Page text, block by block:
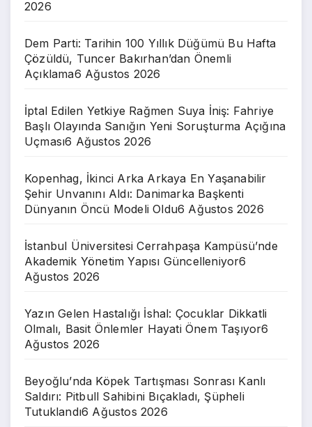
2026
Dem Parti: Tarihin 100 Yıllık Düğümü Bu Hafta
Çözüldü, Tuncer Bakırhan’dan Önemli
Açıklama6 Ağustos 2026
İptal Edilen Yetkiye Rağmen Suya İniş: Fahriye
Başlı Olayında Sanığın Yeni Soruşturma Açığına
Uçması6 Ağustos 2026
Kopenhag, İkinci Arka Arkaya En Yaşanabilir
Şehir Unvanını Aldı: Danimarka Başkenti
Dünyanın Öncü Modeli Oldu6 Ağustos 2026
İstanbul Üniversitesi Cerrahpaşa Kampüsü’nde
Akademik Yönetim Yapısı Güncelleniyor6
Ağustos 2026
Yazın Gelen Hastalığı İshal: Çocuklar Dikkatli
Olmalı, Basit Önlemler Hayati Önem Taşıyor6
Ağustos 2026
Beyoğlu’nda Köpek Tartışması Sonrası Kanlı
Saldırı: Pitbull Sahibini Bıçakladı, Şüpheli
Tutuklandı6 Ağustos 2026